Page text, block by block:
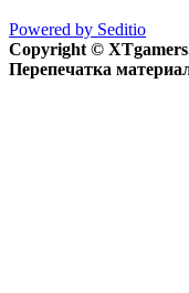
Powered by Seditio
Copyright ©
Перепечатка